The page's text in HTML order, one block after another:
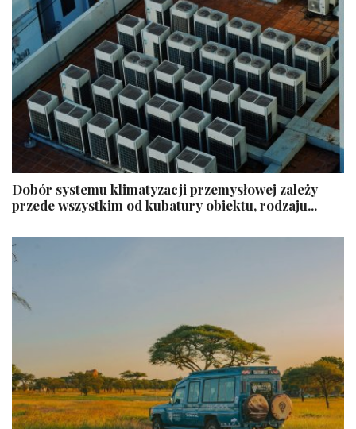
Dobór systemu klimatyzacji przemysłowej zależy
przede wszystkim od kubatury obiektu, rodzaju...